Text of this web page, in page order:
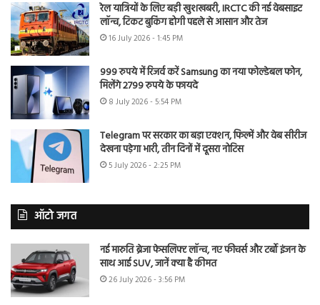
रेल यात्रियों के लिए बड़ी खुशखबरी, IRCTC की नई वेबसाइट
लॉन्च, टिकट बुकिंग होगी पहले से आसान और तेज
16 July 2026 - 1:45 PM
999 रुपये में रिजर्व करें Samsung का नया फोल्डेबल फोन,
मिलेंगे 2799 रुपये के फायदे
8 July 2026 - 5:54 PM
Telegram पर सरकार का बड़ा एक्शन, फिल्में और वेब सीरीज
देखना पड़ेगा भारी, तीन दिनों में दूसरा नोटिस
5 July 2026 - 2:25 PM
ऑटो जगत
नई मारुति ब्रेजा फेसलिफ्ट लॉन्च, नए फीचर्स और टर्बो इंजन के
साथ आई SUV, जानें क्या है कीमत
26 July 2026 - 3:56 PM